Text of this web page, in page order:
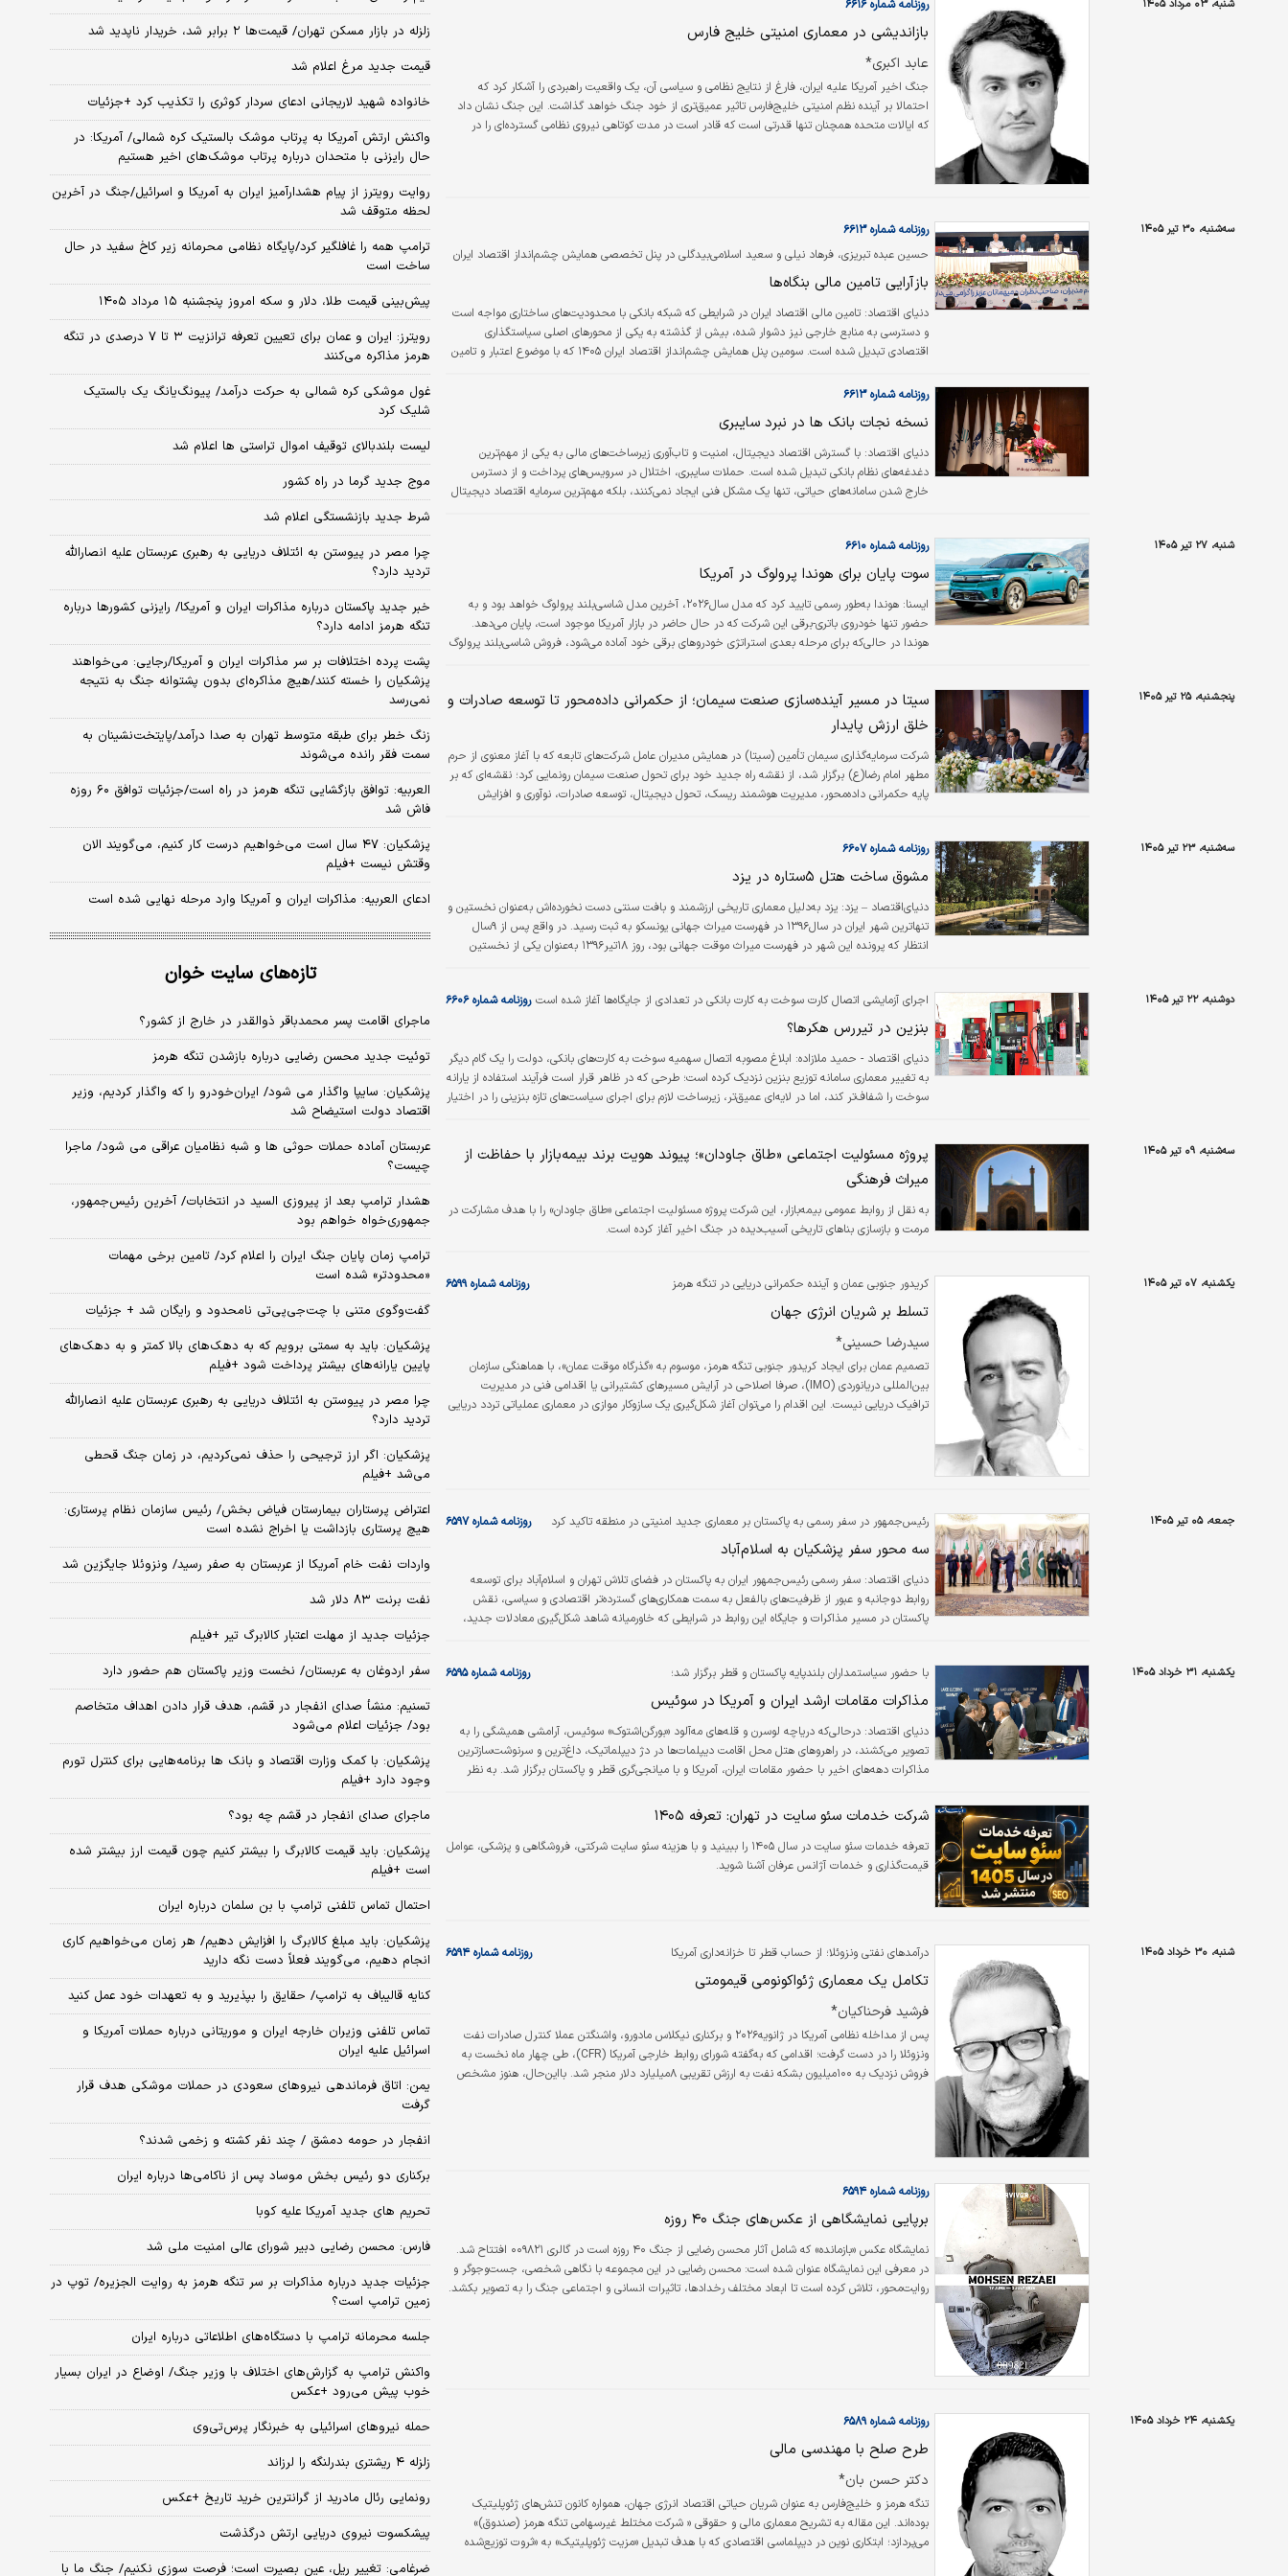
شنبه، ۰۳ مرداد ۱۴۰۵ روزنامه شماره ۶۶۱۶
بازاندیشی در معماری امنیتی خلیج فارس
عابد اکبری*
جنگ اخیر آمریکا علیه ایران، فارغ از نتایج نظامی و سیاسی آن، یک واقعیت راهبردی را آشکار کرد که
احتمالا بر آینده نظم امنیتی خلیج‌فارس تاثیر عمیق‌تری از خود جنگ خواهد گذاشت. این جنگ نشان داد
که ایالات متحده همچنان تنها قدرتی است که قادر است در مدت کوتاهی نیروی نظامی گسترده‌ای را در
سه‌شنبه، ۳۰ تیر ۱۴۰۵
حسین عبده تبریزی، فرهاد نیلی و سعید اسلامی‌بیدگلی در پنل تخصصی همایش چشم‌انداز اقتصاد ایران
۱۴۰۵ مطرح کردند
روزنامه شماره ۶۶۱۳
بازآرایی تامین مالی بنگاه‌ها
دنیای اقتصاد: تامین مالی اقتصاد ایران در شرایطی که شبکه بانکی با محدودیت‌های ساختاری مواجه است
و دسترسی به منابع خارجی نیز دشوار شده، بیش از گذشته به یکی از محورهای اصلی سیاستگذاری
اقتصادی تبدیل شده است. سومین پنل همایش چشم‌انداز اقتصاد ایران ۱۴۰۵ که با موضوع اعتبار و تامین
ظرفیت از دست‌رفته مسیرهای سنتی تامین مالی شود؟ حسین عبده‌تبریزی، فرهاد نیلی و سعید
روزنامه شماره ۶۶۱۳
نسخه نجات بانک ها در نبرد سایبری
دنیای اقتصاد: با گسترش اقتصاد دیجیتال، امنیت و تاب‌آوری زیرساخت‌های مالی به یکی از مهم‌ترین
دغدغه‌های نظام بانکی تبدیل شده است. حملات سایبری، اختلال در سرویس‌های پرداخت و از دسترس
خارج شدن سامانه‌های حیاتی، تنها یک مشکل فنی ایجاد نمی‌کنند، بلکه مهم‌ترین سرمایه اقتصاد دیجیتال
شنبه، ۲۷ تیر ۱۴۰۵ روزنامه شماره ۶۶۱۰
سوت پایان برای هوندا پرولوگ در آمریکا
ایسنا: هوندا به‌طور رسمی تایید کرد که مدل سال۲۰۲۶، آخرین مدل شاسی‌بلند پرولوگ خواهد بود و به
حضور تنها خودروی باتری-برقی این شرکت که در حال حاضر در بازار آمریکا موجود است، پایان می‌دهد.
هوندا در حالی‌که برای مرحله بعدی استراتژی خودروهای برقی خود آماده می‌شود، فروش شاسی‌بلند پرولوگ
فوری را در بازار خودروهای…
پنجشنبه، ۲۵ تیر ۱۴۰۵
سیتا در مسیر آینده‌سازی صنعت سیمان؛ از حکمرانی داده‌محور تا توسعه صادرات و
خلق ارزش پایدار
شرکت سرمایه‌گذاری سیمان تأمین (سیتا) در همایش مدیران عامل شرکت‌های تابعه که با آغاز معنوی از حرم
مطهر امام رضا(ع) برگزار شد، از نقشه راه جدید خود برای تحول صنعت سیمان رونمایی کرد؛ نقشه‌ای که بر
پایه حکمرانی داده‌محور، مدیریت هوشمند ریسک، تحول دیجیتال، توسعه صادرات، نوآوری و افزایش
هلدینگ سیمانی کشور در حال…
سه‌شنبه، ۲۳ تیر ۱۴۰۵ روزنامه شماره ۶۶۰۷
مشوق ساخت هتل ۵ستاره در یزد
دنیای‌اقتصاد – یزد: یزد به‌دلیل معماری تاریخی ارزشمند و بافت سنتی دست نخورده‌اش به‌عنوان نخستین و
تنهاترین شهر ایران در سال۱۳۹۶ در فهرست میراث جهانی یونسکو به ثبت رسید. در واقع پس از ۹سال
انتظار که پرونده‌ این شهر در فهرست میراث موقت جهانی بود، روز ۱۸تیر۱۳۹۶ به‌عنوان یکی از نخستین
دوشنبه، ۲۲ تیر ۱۴۰۵ اجرای آزمایشی اتصال کارت سوخت به کارت بانکی در تعدادی از جایگاه‌ها آغاز شده است روزنامه شماره ۶۶۰۶
بنزین در تیررس هکرها؟
دنیای اقتصاد - حمید ملازاده: ابلاغ مصوبه اتصال سهمیه سوخت به کارت‌های بانکی، دولت را یک گام دیگر
به تغییر معماری سامانه توزیع بنزین نزدیک کرده است؛ طرحی که در ظاهر قرار است فرآیند استفاده از یارانه
سوخت را شفاف‌تر کند، اما در لایه‌ای عمیق‌تر، زیرساخت لازم برای اجرای سیاست‌های تازه بنزینی را در اختیار
آیا گره زدن سهمیه بنزین به شبکه بانکی،…
سه‌شنبه، ۰۹ تیر ۱۴۰۵
پروژه مسئولیت اجتماعی «طاق جاودان»؛ پیوند هویت برند بیمه‌بازار با حفاظت از
میراث فرهنگی
به نقل از روابط عمومی بیمه‌بازار، این شرکت پروژه مسئولیت اجتماعی «طاق جاودان» را با هدف مشارکت در
مرمت و بازسازی بناهای تاریخی آسیب‌دیده در جنگ اخیر آغاز کرده است.
یکشنبه، ۰۷ تیر ۱۴۰۵ کریدور جنوبی عمان و آینده حکمرانی دریایی در تنگه هرمز روزنامه شماره ۶۵۹۹
تسلط بر شریان انرژی جهان
سیدرضا حسینی*
تصمیم عمان برای ایجاد کریدور جنوبی تنگه هرمز، موسوم به «گذرگاه موقت عمان»، با هماهنگی سازمان
بین‌المللی دریانوردی (IMO)، صرفا اصلاحی در آرایش مسیرهای کشتیرانی یا اقدامی فنی در مدیریت
ترافیک دریایی نیست. این اقدام را می‌توان آغاز شکل‌گیری یک سازوکار موازی در معماری عملیاتی تردد دریایی
جمعه، ۰۵ تیر ۱۴۰۵ رئیس‌جمهور در سفر رسمی به پاکستان بر معماری جدید امنیتی در منطقه تاکید کرد روزنامه شماره ۶۵۹۷
سه محور سفر پزشکیان به اسلام‌آباد
دنیای اقتصاد: سفر رسمی رئیس‌جمهور ایران به پاکستان در فضای تلاش تهران و اسلام‌آباد برای توسعه
روابط دوجانبه و عبور از ظرفیت‌های بالفعل به سمت همکاری‌های گسترده‌تر اقتصادی و سیاسی، نقش
پاکستان در مسیر مذاکرات و جایگاه این روابط در شرایطی که خاورمیانه شاهد شکل‌گیری معادلات جدید،
یکشنبه، ۳۱ خرداد ۱۴۰۵ با حضور سیاستمداران بلندپایه پاکستان و قطر برگزار شد؛ روزنامه شماره ۶۵۹۵
مذاکرات مقامات ارشد ایران و آمریکا در سوئیس
دنیای اقتصاد: درحالی‌که دریاچه لوسرن و قله‌های مه‌آلود «بورگن‌اشتوک» سوئیس، آرامشی همیشگی را به
تصویر می‌کشند، در راهروهای هتل محل اقامت دیپلمات‌ها در دژ دیپلماتیک، داغ‌ترین و سرنوشت‌سازترین
مذاکرات دهه‌های اخیر با حضور مقامات ایران، آمریکا و با میانجی‌گری قطر و پاکستان برگزار شد. به نظر
حرکت درآمده‌اند. نشست فنی در بورگن‌اشتوک، تنها یک دیدار دیپلماتیک ساده نیست؛ این یک «انفجار
بزرگ» در خاورمیانه است که با حضور مقامات…
شرکت خدمات سئو سایت در تهران: تعرفه ۱۴۰۵
تعرفه خدمات سئو سایت در سال ۱۴۰۵ را ببینید و با هزینه سئو سایت شرکتی، فروشگاهی و پزشکی، عوامل
قیمت‌گذاری و خدمات آژانس عرفان آشنا شوید.
شنبه، ۳۰ خرداد ۱۴۰۵ درآمدهای نفتی ونزوئلا؛ از حساب قطر تا خزانه‌داری آمریکا روزنامه شماره ۶۵۹۴
تکامل یک معماری ژئواکونومی قیمومتی
فرشید فرحناکیان*
پس از مداخله نظامی آمریکا در ژانویه۲۰۲۶ و برکناری نیکلاس مادورو، واشنگتن عملا کنترل صادرات نفت
ونزوئلا را در دست گرفت؛ اقدامی که به‌گفته شورای روابط خارجی آمریکا (CFR)، طی چهار ماه نخست به
فروش نزدیک به ۱۰۰‌میلیون بشکه نفت به ارزش تقریبی ۸‌میلیارد دلار منجر شد. بااین‌حال، هنوز مشخص
روزنامه شماره ۶۵۹۴
برپایی نمایشگاهی از عکس‌های جنگ ۴۰ روزه
نمایشگاه عکس «بازمانده» که شامل آثار محسن رضایی از جنگ ۴۰ روزه است در گالری ۰۰۹۸۲۱ افتتاح شد.
در معرفی این نمایشگاه عنوان شده است: محسن رضایی در این مجموعه با نگاهی شخصی، جست‌وجوگر و
روایت‌محور، تلاش کرده است تا ابعاد مختلف رخدادها، تاثیرات انسانی و اجتماعی جنگ را به تصویر بکشد.
یکشنبه، ۲۴ خرداد ۱۴۰۵ روزنامه شماره ۶۵۸۹
طرح صلح با مهندسی مالی
دکتر حسن بان*
تنگه هرمز و خلیج‌فارس به عنوان شریان حیاتی اقتصاد انرژی جهان، همواره کانون تنش‌های ژئوپلیتیک
بوده‌اند. این مقاله به تشریح معماری مالی و حقوقی « شرکت مختلط غیرسهامی تنگه هرمز (صندوق)»
می‌پردازد؛ ابتکاری نوین در دیپلماسی اقتصادی که با هدف تبدیل «مزیت ژئوپلیتیک» به «ثروت توزیع‌شده
زلزله در بازار مسکن تهران/ قیمت‌ها ۲ برابر شد، خریدار ناپدید شد
قیمت جدید مرغ اعلام شد
خانواده شهید لاریجانی ادعای سردار کوثری را تکذیب کرد +جزئیات
واکنش ارتش آمریکا به پرتاب موشک بالستیک کره شمالی/ آمریکا: در
حال رایزنی با متحدان درباره پرتاب موشک‌های اخیر هستیم
روایت رویترز از پیام هشدارآمیز ایران به آمریکا و اسرائیل/جنگ در آخرین
لحظه متوقف شد
ترامپ همه را غافلگیر کرد/پایگاه نظامی محرمانه زیر کاخ سفید در حال
ساخت است
پیش‌بینی قیمت طلا، دلار و سکه امروز پنجشنبه ۱۵ مرداد ۱۴۰۵
رویترز: ایران و عمان برای تعیین تعرفه ترانزیت ۳ تا ۷ درصدی در تنگه
هرمز مذاکره می‌کنند
غول موشکی کره شمالی به حرکت درآمد/ پیونگ‌یانگ یک بالستیک
شلیک کرد
لیست بلندبالای توقیف اموال تراستی ها اعلام شد
موج جدید گرما در راه کشور
شرط جدید بازنشستگی اعلام شد
چرا مصر در پیوستن به ائتلاف دریایی به رهبری عربستان علیه انصارالله
تردید دارد؟
خبر جدید پاکستان درباره مذاکرات ایران و آمریکا/ رایزنی کشورها درباره
تنگه هرمز ادامه دارد؟
پشت پرده اختلافات بر سر مذاکرات ایران و آمریکا/رجایی: می‌خواهند
پزشکیان را خسته کنند/هیچ مذاکره‌ای بدون پشتوانه جنگ به نتیجه
نمی‌رسد
زنگ خطر برای طبقه متوسط تهران به صدا درآمد/پایتخت‌نشینان به
سمت فقر رانده می‌شوند
العربیه: توافق بازگشایی تنگه هرمز در راه است/جزئیات توافق ۶۰ روزه
فاش شد
پزشکیان: ۴۷ سال است می‌خواهیم درست کار کنیم، می‌گویند الان
وقتش نیست +فیلم
ادعای العربیه: مذاکرات ایران و آمریکا وارد مرحله نهایی شده است
تازه‌های سایت خوان
ماجرای اقامت پسر محمدباقر ذوالقدر در خارج از کشور؟
توئیت جدید محسن رضایی درباره بازشدن تنگه هرمز
پزشکیان: سایپا واگذار می شود/ ایران‌خودرو را که واگذار کردیم، وزیر
اقتصاد دولت استیضاح شد
عربستان آماده حملات حوثی ها و شبه نظامیان عراقی می شود/ ماجرا
چیست؟
هشدار ترامپ بعد از پیروزی السید در انتخابات/ آخرین رئیس‌جمهور،
جمهوری‌خواه خواهم بود
ترامپ زمان پایان جنگ ایران را اعلام کرد/ تامین برخی مهمات
«محدودتر» شده است
گفت‌وگوی متنی با چت‌جی‌پی‌تی نامحدود و رایگان شد + جزئیات
پزشکیان: باید به سمتی برویم که به دهک‌های بالا کمتر و به دهک‌های
پایین یارانه‌های بیشتر پرداخت شود +فیلم
چرا مصر در پیوستن به ائتلاف دریایی به رهبری عربستان علیه انصارالله
تردید دارد؟
پزشکیان: اگر ارز ترجیحی را حذف نمی‌کردیم، در زمان جنگ قحطی
می‌شد +فیلم
اعتراض پرستاران بیمارستان فیاض بخش/ رئیس سازمان نظام پرستاری:
هیچ پرستاری بازداشت یا اخراج نشده است
واردات نفت خام آمریکا از عربستان به صفر رسید/ ونزوئلا جایگزین شد
نفت برنت ۸۳ دلار شد
جزئیات جدید از مهلت اعتبار کالابرگ تیر +فیلم
سفر اردوغان به عربستان/ نخست وزیر پاکستان هم حضور دارد
تسنیم: منشأ صدای انفجار در قشم، هدف قرار دادن اهداف متخاصم
بود/ جزئیات اعلام می‌شود
پزشکیان: با کمک وزارت اقتصاد و بانک ها برنامه‌هایی برای کنترل تورم
وجود دارد +فیلم
ماجرای صدای انفجار در قشم چه بود؟
پزشکیان: باید قیمت کالابرگ را بیشتر کنیم چون قیمت ارز بیشتر شده
است +فیلم
احتمال تماس تلفنی ترامپ با بن سلمان درباره ایران
پزشکیان: باید مبلغ کالابرگ را افزایش دهیم/ هر زمان می‌خواهیم کاری
انجام دهیم، می‌گویند فعلاً دست نگه دارید
کنایه قالیباف به ترامپ/ حقایق را بپذیرید و به تعهدات خود عمل کنید
تماس تلفنی وزیران خارجه ایران و موریتانی درباره حملات آمریکا و
اسرائیل علیه ایران
یمن: اتاق فرماندهی نیروهای سعودی در حملات موشکی هدف قرار
گرفت
انفجار در حومه دمشق / چند نفر کشته و زخمی شدند؟
برکناری دو رئیس بخش موساد پس از ناکامی‌ها درباره ایران
تحریم های جدید آمریکا علیه کوبا
فارس: محسن رضایی دبیر شورای عالی امنیت ملی شد
جزئیات جدید درباره مذاکرات بر سر تنگه هرمز به روایت الجزیره/ توپ در
زمین ترامپ است؟
جلسه محرمانه ترامپ با دستگاه‌های اطلاعاتی درباره ایران
واکنش ترامپ به گزارش‌های اختلاف با وزیر جنگ/ اوضاع در ایران بسیار
خوب پیش می‌رود +عکس
حمله نیروهای اسرائیلی به خبرنگار پرس‌تی‌وی
زلزله ۴ ریشتری بندرلنگه را لرزاند
رونمایی رئال مادرید از گرانترین خرید تاریخ +عکس
پیشکسوت نیروی دریایی ارتش درگذشت
ضرغامی: تغییر ریل، عین بصیرت است؛ فرصت سوزی نکنیم/ جنگ ما با